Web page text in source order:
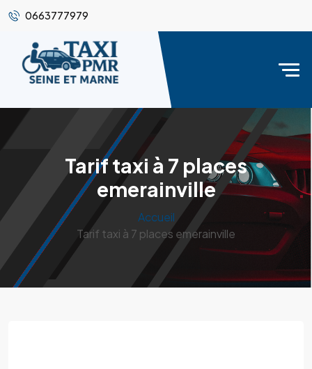
0663777979
Tarif taxi à 7 places
emerainville
Accueil
Tarif taxi à 7 places emerainville